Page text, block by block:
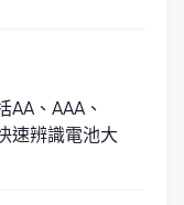
、AAA、
速辨識電池大